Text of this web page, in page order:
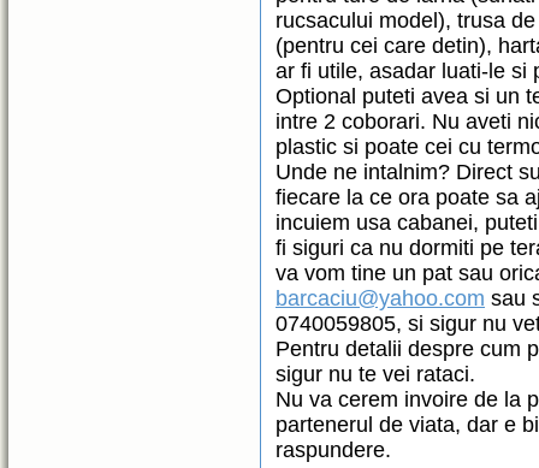
rucsacului model), trusa
(pentru cei care detin),
ar fi utile, asadar luati-le si
Optional puteti avea si un
intre 2 coborari. Nu aveti
plastic si poate cei cu
Unde ne intalnim? Direct
fiecare la ce ora poate sa
incuiem usa cabanei,
fi siguri ca nu dormiti pe
va vom tine un pat sau
barcaciu@yahoo.com sau
0740059805, si sigur nu
Pentru detalii despre cum
sigur nu te vei rataci.
Nu va cerem invoire de la
partenerul de viata, dar e
raspundere.